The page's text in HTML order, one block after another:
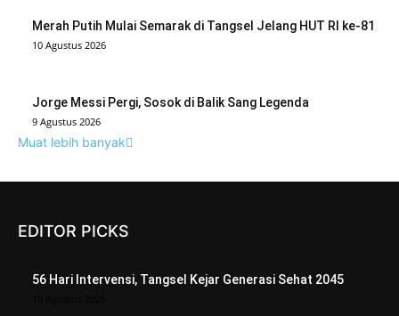
Merah Putih Mulai Semarak di Tangsel Jelang HUT RI ke-81
10 Agustus 2026
Jorge Messi Pergi, Sosok di Balik Sang Legenda
9 Agustus 2026
Muat lebih banyak
EDITOR PICKS
56 Hari Intervensi, Tangsel Kejar Generasi Sehat 2045